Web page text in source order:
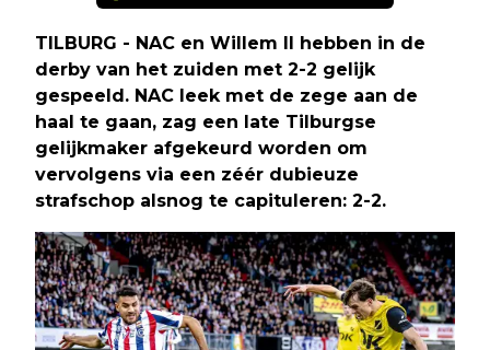
TILBURG - NAC en Willem II hebben in de
derby van het zuiden met 2-2 gelijk
gespeeld. NAC leek met de zege aan de
haal te gaan, zag een late Tilburgse
gelijkmaker afgekeurd worden om
vervolgens via een zéér dubieuze
strafschop alsnog te capituleren: 2-2.